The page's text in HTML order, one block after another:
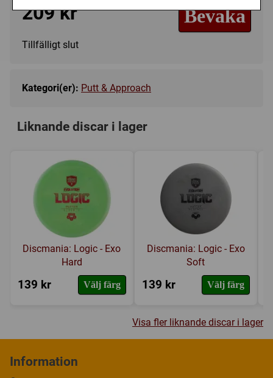
209 kr Bevaka
Tillfälligt slut
Kategori(er): Putt & Approach
Liknande discar i lager
Discmania: Logic - Exo
Hard
139 kr Välj färg
Discmania: Logic - Exo
Soft
139 kr Välj färg
Visa fler liknande discar i lager
Information